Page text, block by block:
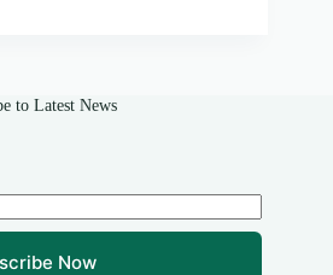
to Latest News
Now